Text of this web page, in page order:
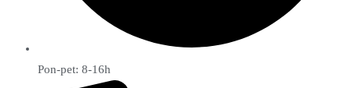
Pon-pet: 8-16h